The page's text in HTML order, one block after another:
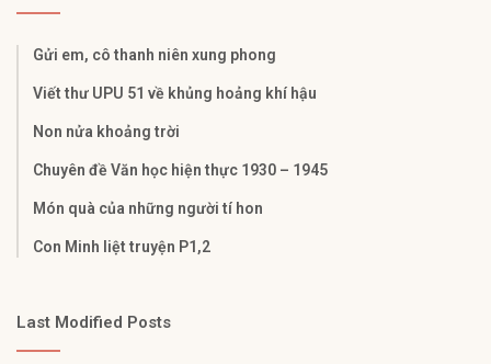
Gửi em, cô thanh niên xung phong
Viết thư UPU 51 về khủng hoảng khí hậu
Non nửa khoảng trời
Chuyên đề Văn học hiện thực 1930 – 1945
Món quà của những người tí hon
Con Minh liệt truyện P1,2
Last Modified Posts